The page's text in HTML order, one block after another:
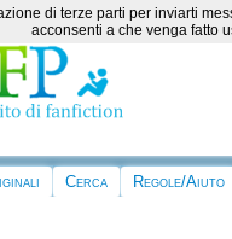
Cerca Regole/Aiuto
di terze parti per inviarti
acconsenti a che venga fatto